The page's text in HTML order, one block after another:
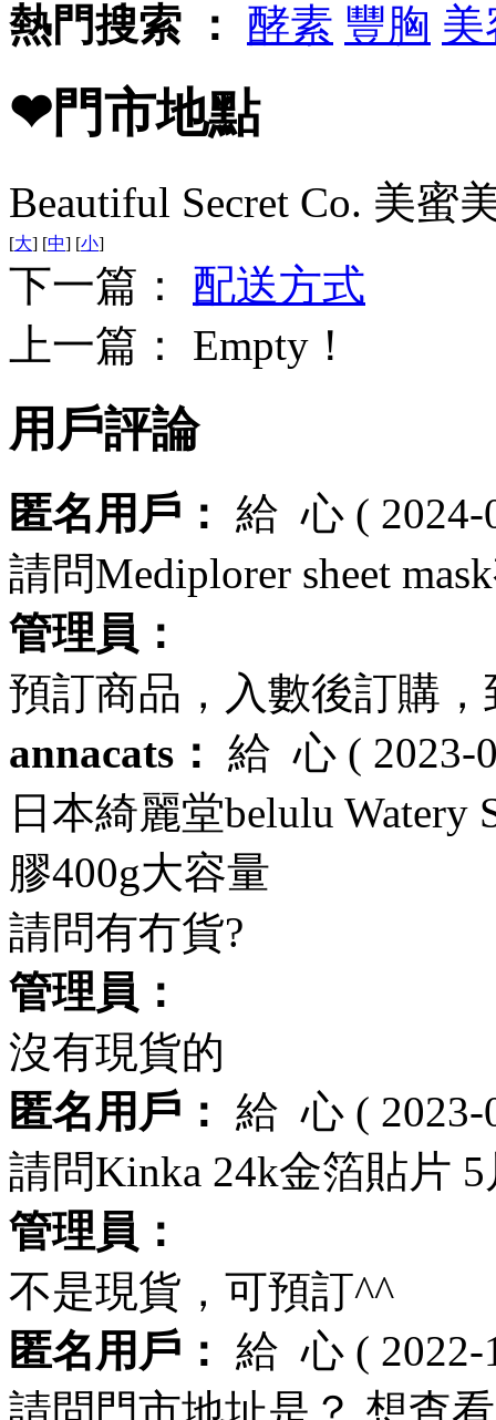
熱門搜索 ： 酵素 豐胸 美
❤門市地點
Beautiful Secret Co. 美蜜
[大] [中] [小]
下一篇： 配送方式
上一篇： Empty！
用戶評論
匿名用戶： 給 心 ( 2024-
請問Mediplorer sheet
管理員：
預訂商品，入數後訂購
annacats： 給 心 ( 2023-
日本綺麗堂belulu Watery
膠400g大容量
請問有冇貨?
管理員：
沒有現貨的
匿名用戶： 給 心 ( 2023-
請問Kinka 24k金箔貼片
管理員：
不是現貨，可預訂^^
匿名用戶： 給 心 ( 2022-
請問門市地址是？ 想查